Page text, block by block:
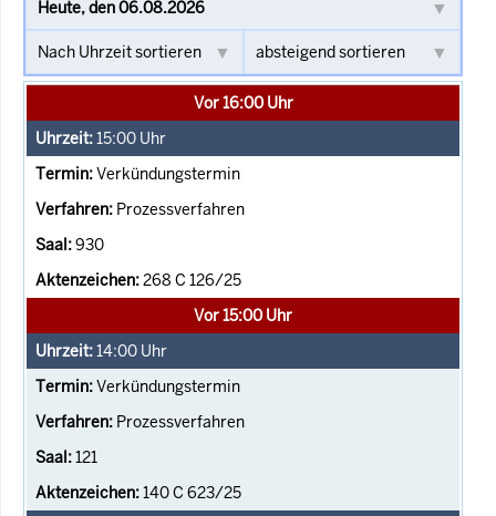
Vor 16:00 Uhr
15:00 Uhr
Verkündungstermin
Prozessverfahren
930
268 C 126/25
Vor 15:00 Uhr
14:00 Uhr
Verkündungstermin
Prozessverfahren
121
140 C 623/25